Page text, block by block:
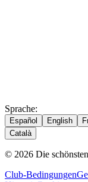
Sprache:
Español English
Català
© 2026 Die
Club-Bedingungen